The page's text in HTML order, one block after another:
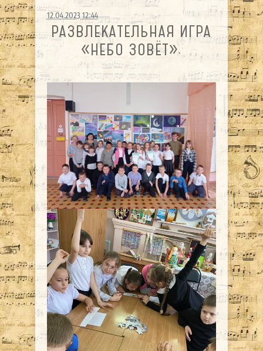
12.04.2023 12:44
РАЗВЛЕКАТЕЛЬНАЯ ИГРА
«НЕБО ЗОВЁТ».